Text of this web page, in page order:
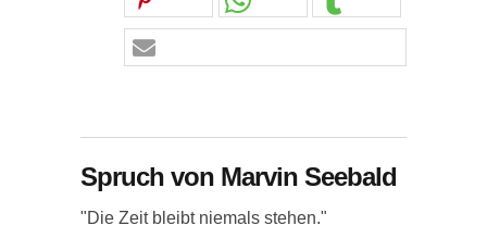
Spruch von Marvin Seebald
"Die Zeit bleibt niemals stehen."